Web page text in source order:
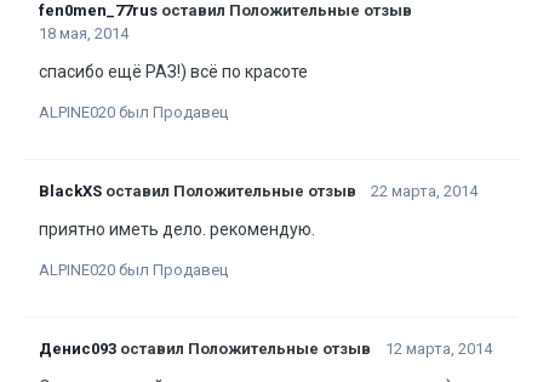
fen0men_77rus оставил Положительные отзыв
18 мая, 2014
спасибо ещё РАЗ!) всё по красоте
ALPINE020 был Продавец
BlackXS оставил Положительные отзыв 22 марта, 2014
приятно иметь дело. рекомендую.
ALPINE020 был Продавец
Денис093 оставил Положительные отзыв 12 марта, 2014